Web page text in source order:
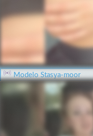
Modelo Stasya-moor